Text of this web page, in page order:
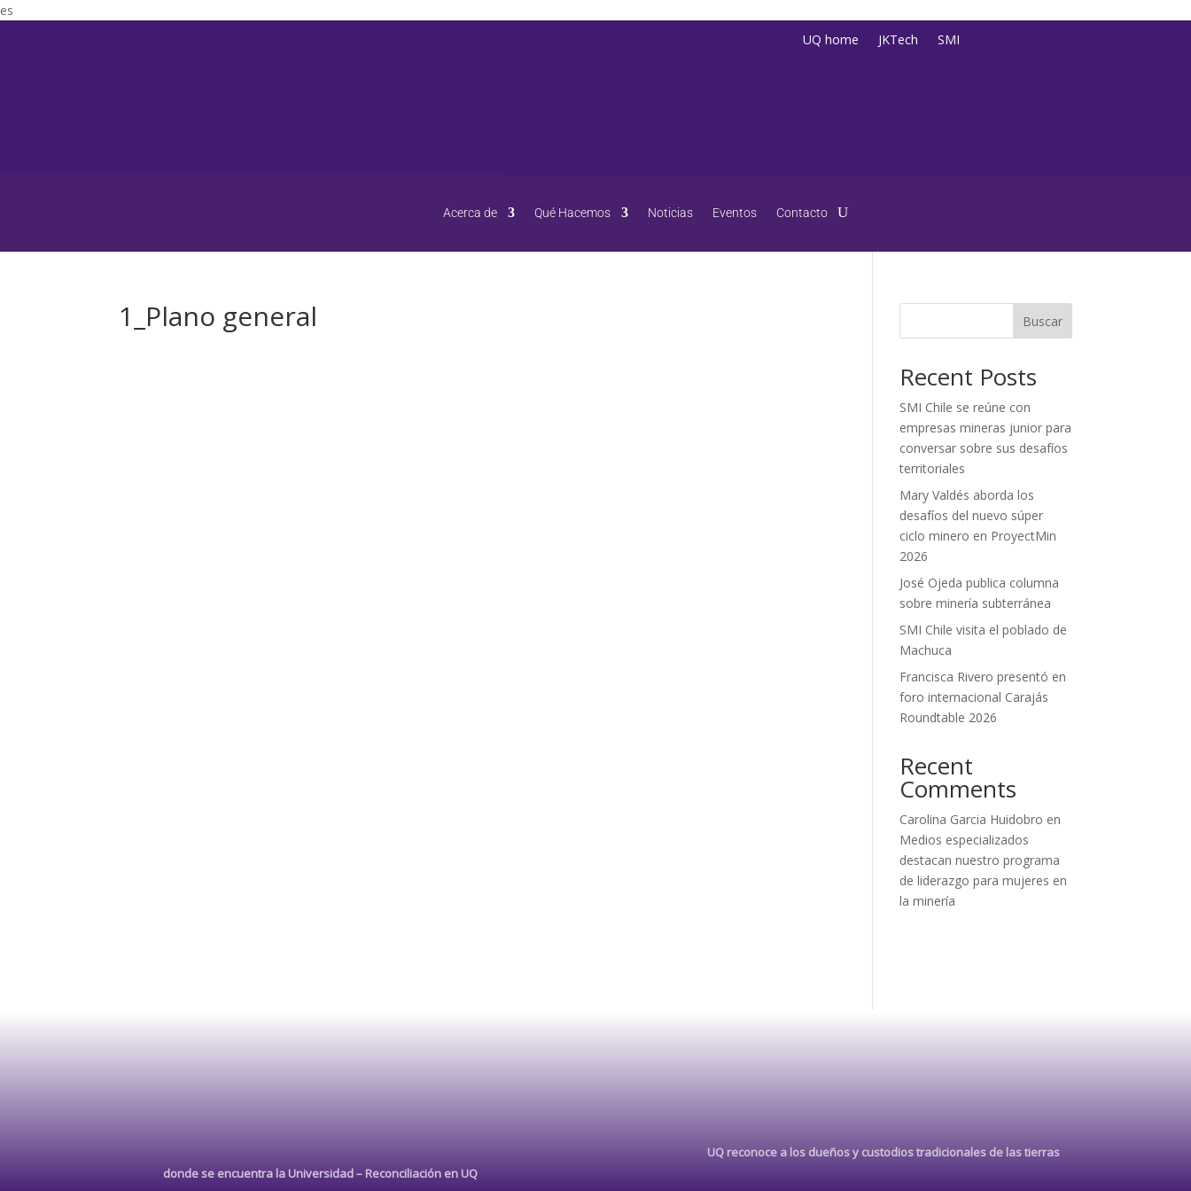
es
UQ home
JKTech SMI
Acerca de Qué Hacemos Noticias Eventos Contacto
1_Plano general Buscar
Recent Posts
SMI Chile se reúne con
empresas mineras junior para
conversar sobre sus desafíos
territoriales
Mary Valdés aborda los
desafíos del nuevo súper
ciclo minero en ProyectMin
2026
José Ojeda publica columna
sobre minería subterránea
SMI Chile visita el poblado de
Machuca
Francisca Rivero presentó en
foro internacional Carajás
Roundtable 2026
Recent
Comments
Carolina Garcia Huidobro en
Medios especializados
destacan nuestro programa
de liderazgo para mujeres en
la minería
UQ reconoce a los dueños y custodios tradicionales de las tierras
donde se encuentra la Universidad – Reconciliación en UQ